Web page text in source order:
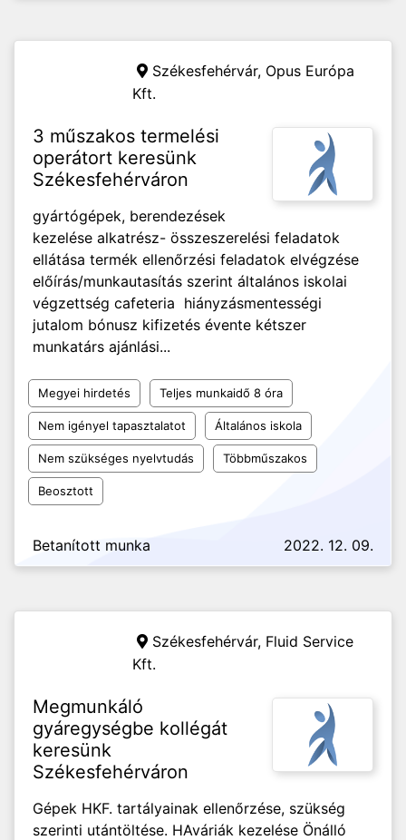
Székesfehérvár, Opus Európa
Kft.
3 műszakos termelési
operátort keresünk
Székesfehérváron
gyártógépek, berendezések
kezelése alkatrész- összeszerelési feladatok
ellátása termék ellenőrzési feladatok elvégzése
előírás/munkautasítás szerint általános iskolai
végzettség cafeteria hiányzásmentességi
jutalom bónusz kifizetés évente kétszer
munkatárs ajánlási...
Megyei hirdetés Teljes munkaidő 8 óra
Nem igényel tapasztalatot Általános iskola
Nem szükséges nyelvtudás Többműszakos
Beosztott
Betanított munka 2022. 12. 09.
Székesfehérvár, Fluid Service
Kft.
Megmunkáló
gyáregységbe kollégát
keresünk
Székesfehérváron
Gépek HKF. tartályainak ellenőrzése, szükség
szerinti utántöltése. HAváriák kezelése Önálló